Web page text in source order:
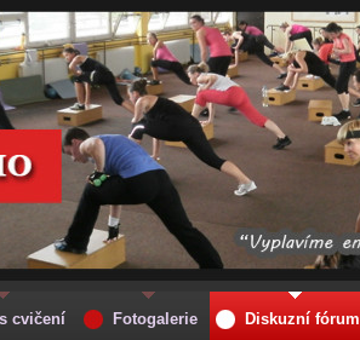
cvičení Fotogalerie Diskuzní fórum